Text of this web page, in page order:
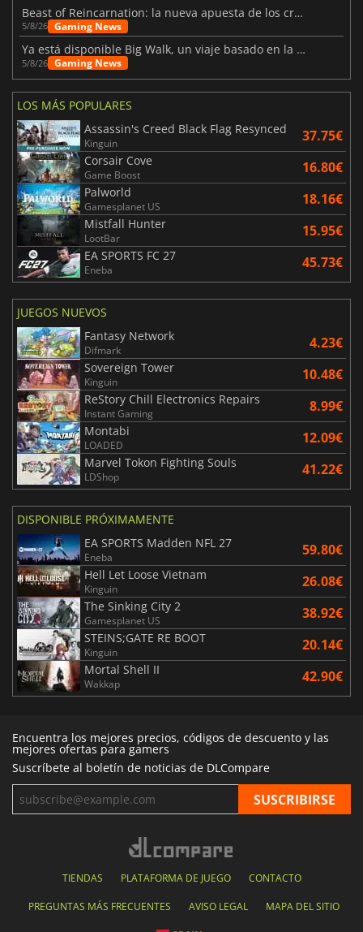
Beast of Reincarnation: la nueva apuesta de los creadores de Pokémon
5/8/26 Gaming News
Ya está disponible Big Walk, un viaje basado en la amistad
5/8/26 Gaming News
LOS MÁS POPULARES
Assassin's Creed Black Flag Resynced
Kinguin 37.75€
Corsair Cove
Game Boost 16.80€
Palworld
Gamesplanet US 18.16€
Mistfall Hunter
LootBar 15.95€
EA SPORTS FC 27
Eneba 45.73€
JUEGOS NUEVOS
Fantasy Network
Difmark 4.23€
Sovereign Tower
Kinguin 10.48€
ReStory Chill Electronics Repairs
Instant Gaming 8.99€
Montabi
LOADED 12.09€
Marvel Tokon Fighting Souls
LDShop 41.22€
DISPONIBLE PRÓXIMAMENTE
EA SPORTS Madden NFL 27
Eneba 59.80€
Hell Let Loose Vietnam
Kinguin 26.08€
The Sinking City 2
Gamesplanet US 38.92€
STEINS;GATE RE BOOT
Kinguin 20.14€
Mortal Shell II
Wakkap 42.90€
Encuentra los mejores precios, códigos de descuento y las
mejores ofertas para gamers
Suscríbete al boletín de noticias de DLCompare
TIENDAS PLATAFORMA DE JUEGO CONTACTO
PREGUNTAS MÁS FRECUENTES AVISO LEGAL MAPA DEL SITIO